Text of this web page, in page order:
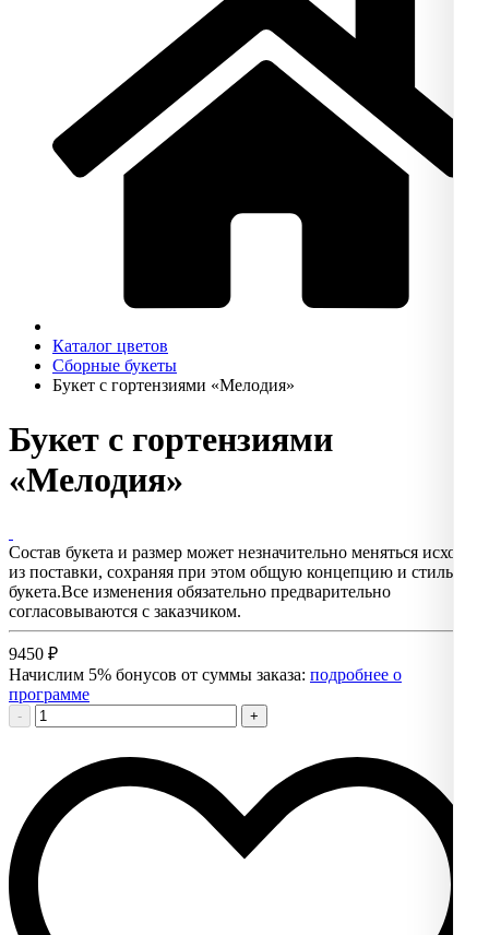
Каталог цветов
Сборные букеты
Букет с гортензиями «Мелодия»
Букет с гортензиями
«Мелодия»
Состав букета и размер может незначительно меняться исходя
из поставки, сохраняя при этом общую концепцию и стиль
букета.Все изменения обязательно предварительно
согласовываются с заказчиком.
9450 ₽
Начислим 5% бонусов от суммы заказа: подробнее о
программе
- +